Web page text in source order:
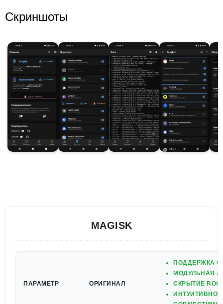
Скриншоты
MAGISK
ПАРАМЕТР ОРИГИНАЛ
ПОДДЕРЖКА
МОДУЛЬНАЯ
СКРЫТИЕ
ИНТУИТИВНО